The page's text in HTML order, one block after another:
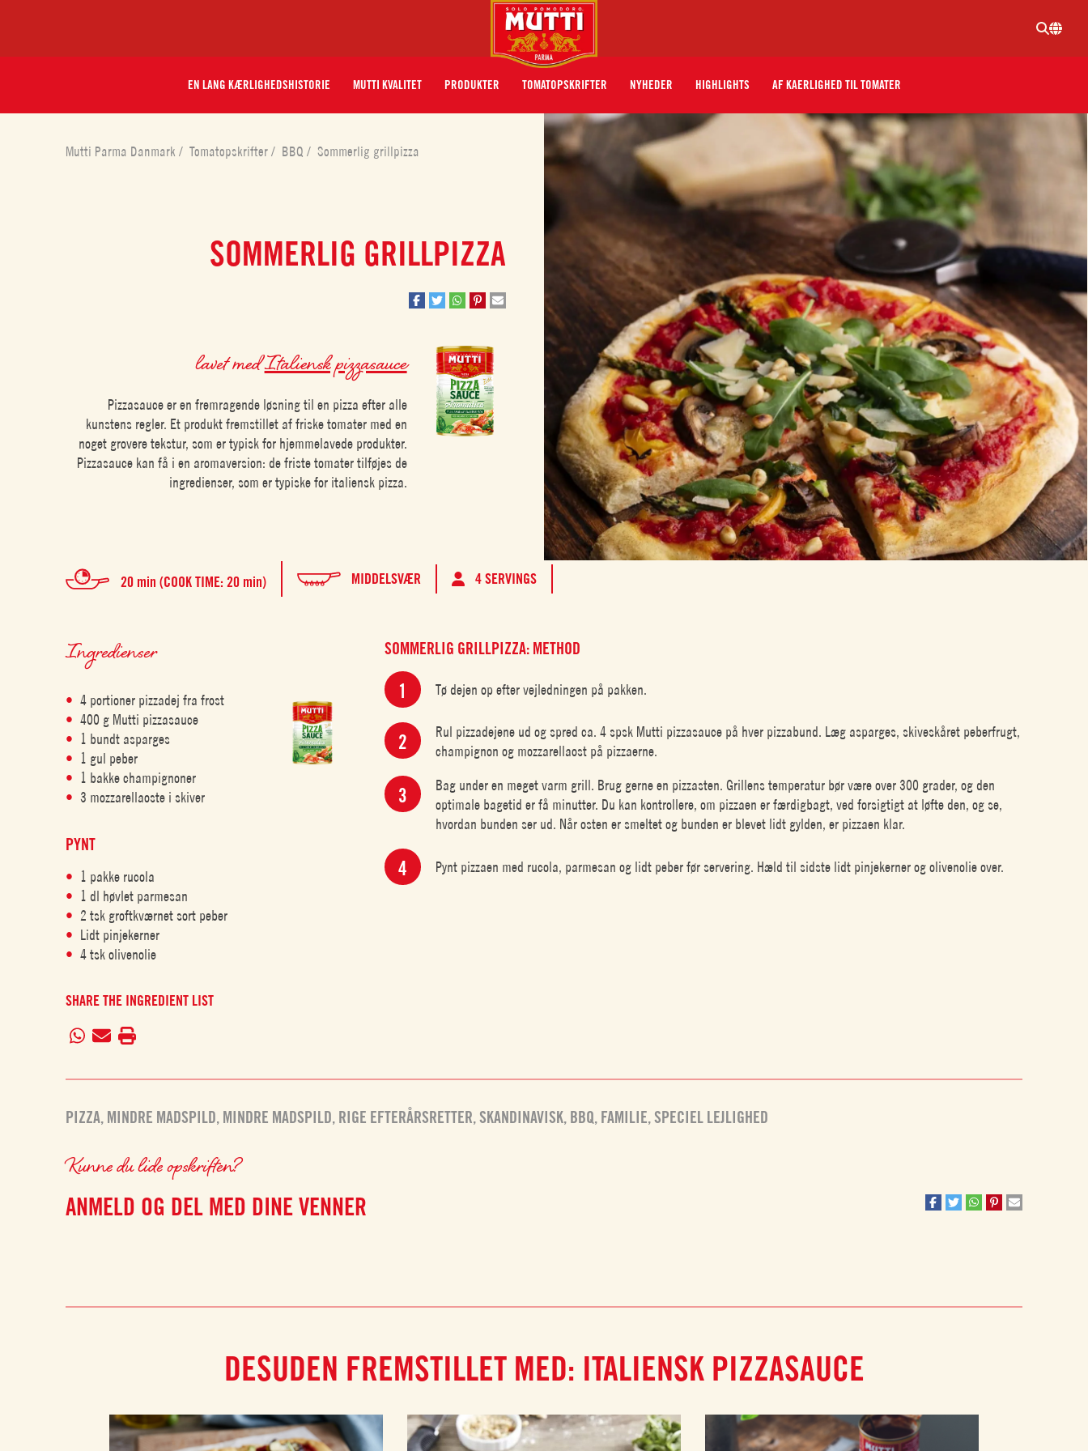
EN LANG KÆRLIGHEDSHISTORIE MUTTI KVALITET PRODUKTER TOMATOPSKRIFTER NYHEDER HIGHLIGHTS AF KAERLIGHED TIL TOMATER
Mutti Parma Danmark/ Tomatopskrifter/ BBQ/ Sommerlig grillpizza
SOMMERLIG GRILLPIZZA
lavet medItaliensk pizzasauce
Pizzasauce er en fremragende løsning til en pizza efter alle
kunstens regler. Et produkt fremstillet af friske tomater med en
noget grovere tekstur, som er typisk for hjemmelavede produkter.
Pizzasauce kan få i en aromaversion: de friste tomater tilføjes de
ingredienser, som er typiske for italiensk pizza.
20 min (COOK TIME: 20 min) MIDDELSVÆR 4 SERVINGS
Ingredienser
4 portioner pizzadej fra frost
400 g Mutti pizzasauce
1 bundt asparges
1 gul peber
1 bakke champignoner
3 mozzarellaoste i skiver
PYNT
1 pakke rucola
1 dl høvlet parmesan
2 tsk groftkværnet sort peber
Lidt pinjekerner
4 tsk olivenolie
SHARE THE INGREDIENT LIST
SOMMERLIG GRILLPIZZA: METHOD
Tø dejen op efter vejledningen på pakken.
Rul pizzadejene ud og spred ca. 4 spsk Mutti pizzasauce på hver pizzabund. Læg asparges, skiveskåret peberfrugt,
champignon og mozzarellaost på pizzaerne.
Bag under en meget varm grill. Brug gerne en pizzasten. Grillens temperatur bør være over 300 grader, og den
optimale bagetid er få minutter. Du kan kontrollere, om pizzaen er færdigbagt, ved forsigtigt at løfte den, og se,
hvordan bunden ser ud. Når osten er smeltet og bunden er blevet lidt gylden, er pizzaen klar.
Pynt pizzaen med rucola, parmesan og lidt peber før servering. Hæld til sidste lidt pinjekerner og olivenolie over.
PIZZA, MINDRE MADSPILD, MINDRE MADSPILD, RIGE EFTERÅRSRETTER,SKANDINAVISK, BBQ, FAMILIE,SPECIEL LEJLIGHED
Kunne du lide opskriften?
ANMELD OG DEL MED DINE VENNER
DESUDEN FREMSTILLET MED: ITALIENSK PIZZASAUCE